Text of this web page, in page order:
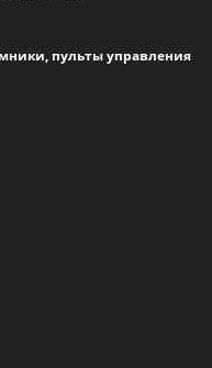
пульты управления